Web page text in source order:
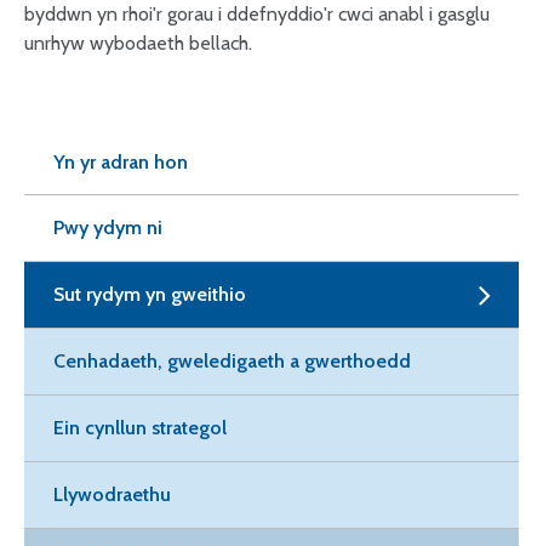
byddwn yn rhoi'r gorau i ddefnyddio'r cwci anabl i gasglu
unrhyw wybodaeth bellach.
Yn yr adran hon
Pwy ydym ni
Sut rydym yn gweithio
Cenhadaeth, gweledigaeth a gwerthoedd
Ein cynllun strategol
Llywodraethu